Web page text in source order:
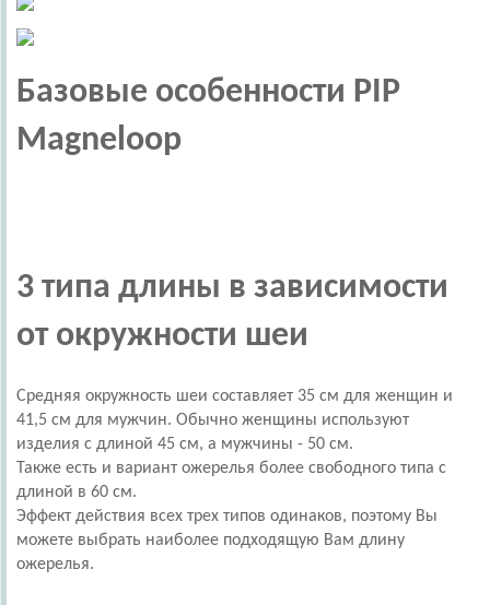
Базовые особенности PIP
Magneloop
3 типа длины в зависимости
от окружности шеи
Средняя окружность шеи составляет 35 см для женщин и
41,5 см для мужчин. Обычно женщины используют
изделия с длиной 45 см, а мужчины - 50 см.
Также есть и вариант ожерелья более свободного типа с
длиной в 60 см.
Эффект действия всех трех типов одинаков, поэтому Вы
можете выбрать наиболее подходящую Вам длину
ожерелья.